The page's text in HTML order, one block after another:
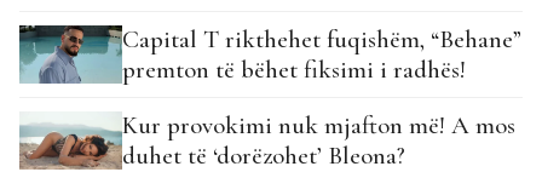
Capital T rikthehet fuqishëm, “Behane”
premton të bëhet fiksimi i radhës!
Kur provokimi nuk mjafton më! A mos
duhet të ‘dorëzohet’ Bleona?